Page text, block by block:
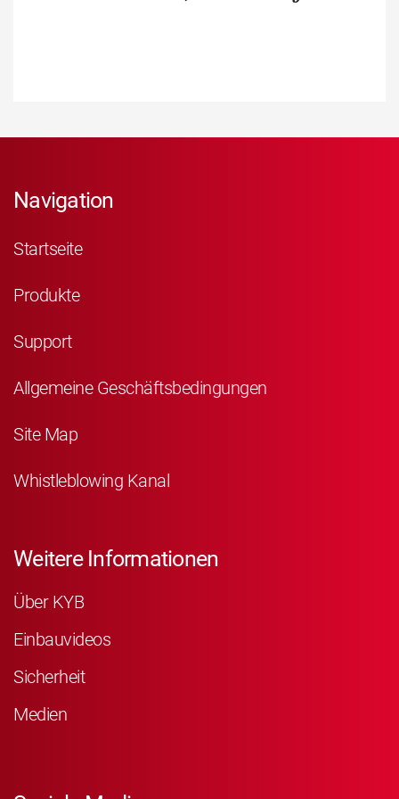
Navigation
Startseite
Produkte
Support
Allgemeine Geschäftsbedingungen
Site Map
Whistleblowing Kanal
Weitere Informationen
Über KYB
Einbauvideos
Sicherheit
Medien